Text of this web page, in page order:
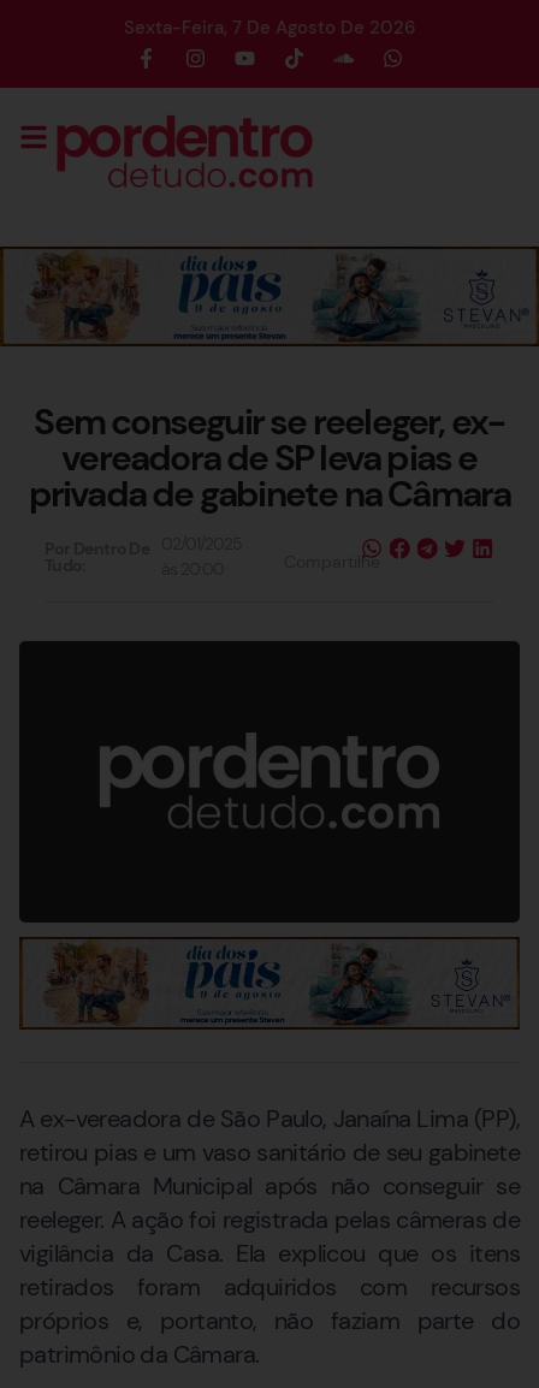
Sexta-Feira, 7 De Agosto De 2026
Sem conseguir se reeleger, ex-
vereadora de SP leva pias e
privada de gabinete na Câmara
Compartilhe
A ex-vereadora de São Paulo, Janaína Lima (PP),
retirou pias e um vaso sanitário de seu gabinete
na Câmara Municipal após não conseguir se
reeleger. A ação foi registrada pelas câmeras de
vigilância da Casa. Ela explicou que os itens
retirados foram adquiridos com recursos
próprios e, portanto, não faziam parte do
patrimônio da Câmara.